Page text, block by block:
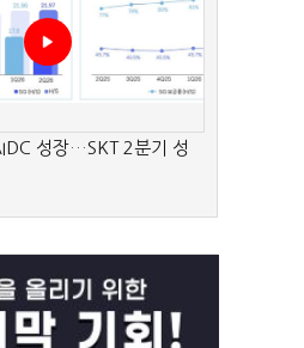
성장…SKT 2분기 성